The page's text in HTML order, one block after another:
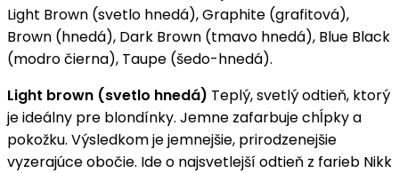
Light Brown (svetlo hnedá), Graphite (grafitová),
Brown (hnedá), Dark Brown (tmavo hnedá), Blue Black
(modro čierna), Taupe (šedo-hnedá).
Light brown (svetlo hnedá) Teplý, svetlý odtieň, ktorý
je ideálny pre blondínky. Jemne zafarbuje chĺpky a
pokožku. Výsledkom je jemnejšie, prirodzenejšie
vyzerajúce obočie. Ide o najsvetlejší odtieň z farieb Nikk